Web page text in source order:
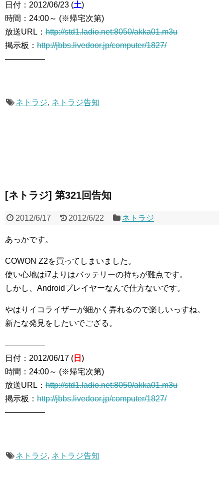
日付：2012/06/23 (土)
時間：24:00～ (※帰宅次第)
放送URL： http://std1.ladio.net:8050/akka01.m3u
掲示板： http://jbbs.livedoor.jp/computer/1827/
―――――
ネトラジ, ネトラジ告知
[ネトラジ] 第321回告知
2012/6/17 2012/6/22 ネトラジ
あっかです。
COWON Z2を買ってしまいました。
使い心地はi7よりはバッテリーの持ちが難点です。
しかし、Androidプレイヤーなんで仕方ないです。
やはりイコライザーが細かく弄れるので楽しいっすね。
新たな発見をしたいでござる。
―――――
日付：2012/06/17 ( 日 )
時間：24:00～ (※帰宅次第)
放送URL： http://std1.ladio.net:8050/akka01.m3u
掲示板： http://jbbs.livedoor.jp/computer/1827/
―――――
ネトラジ, ネトラジ告知